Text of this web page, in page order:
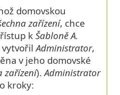
domovskou
zařízení, chce
k Šabloně A.
vytvořilAdministrator,
v jeho domovské
zařízení).Administrator
kroky: